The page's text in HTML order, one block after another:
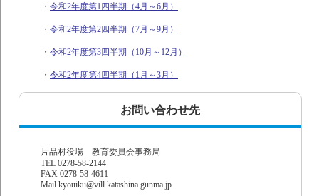
・ 令和2年度第1四半期（4月～6月）
・ 令和2年度第2四半期（7月～9月）
・ 令和2年度第3四半期（10月～12月）
・ 令和2年度第4四半期（1月～3月）
お問い合わせ先
片品村役場 教育委員会事務局
TEL 0278-58-2144
FAX 0278-58-4611
Mail kyouiku@vill.katashina.gunma.jp